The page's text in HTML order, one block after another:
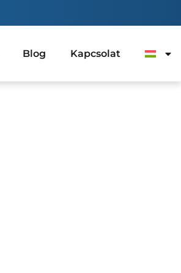
Blog Kapcsolat